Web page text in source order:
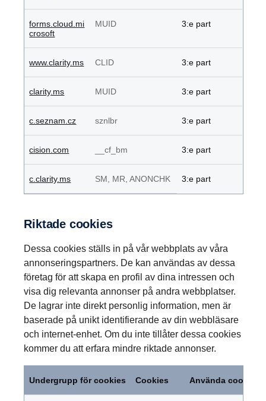
forms.cloud.mi
crosoft
MUID 3:e part
www.clarity.ms CLID 3:e part
clarity.ms MUID 3:e part
c.seznam.cz sznlbr 3:e part
cision.com __cf_bm 3:e part
c.clarity.ms SM, MR, ANONCHK 3:e part
Riktade cookies
Dessa cookies ställs in på vår webbplats av våra
annonseringspartners. De kan användas av dessa
företag för att skapa en profil av dina intressen och
visa dig relevanta annonser på andra webbplatser.
De lagrar inte direkt personlig information, men är
baserade på unikt identifierande av din webbläsare
och internet-enhet. Om du inte tillåter dessa cookies
kommer du att erfara mindre riktade annonser.
Undergrupp för cookies Cookies Använda cookies